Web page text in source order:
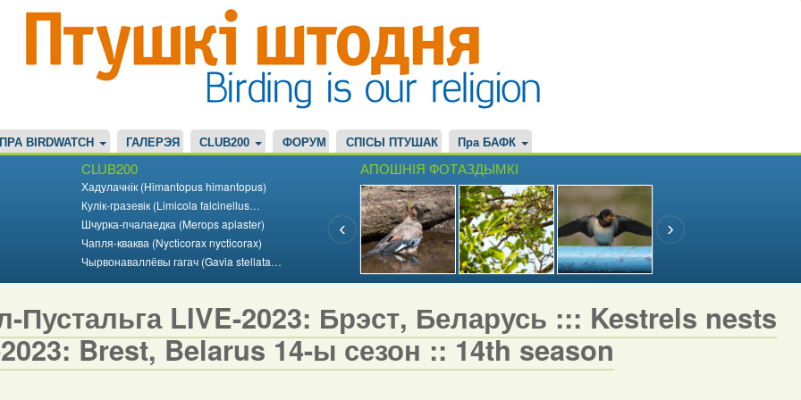
ПРА BIRDWATCH ГАЛЕРЭЯ CLUB200 ФОРУМ СПІСЫ ПТУШАК Пра БАФК
CLUB200
Хадулачнік (Himantopus himantopus)
Кулік-гразевік (Limicola falcinellus…
Шчурка-пчалаедка (Merops apiaster)
Чапля-кваква (Nycticorax nycticorax)
Чырвонаваллёвы гагач (Gavia stellata…
АПОШНІЯ ФОТАЗДЫМКІ
Пустальга LIVE-2023: Брэст, Беларусь ::: Kestrels nests
Brest, Belarus 14-ы сезон :: 14th season